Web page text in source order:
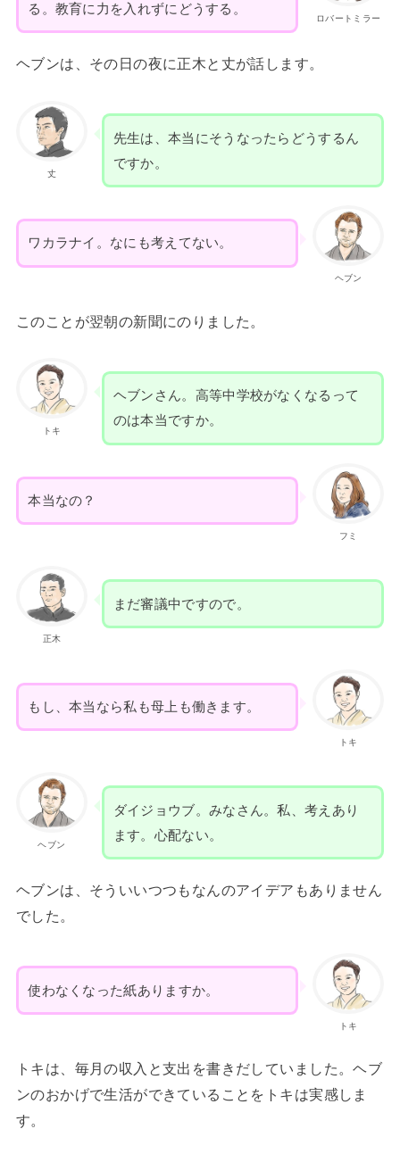
ロバートミラー
る。教育に力を入れずにどうする。
ヘブンは、その日の夜に正木と丈が話します。
丈
先生は、本当にそうなったらどうするん
ですか。
ヘブン
ワカラナイ。なにも考えてない。
このことが翌朝の新聞にのりました。
トキ
ヘブンさん。高等中学校がなくなるって
のは本当ですか。
フミ
本当なの？
正木
まだ審議中ですので。
トキ
もし、本当なら私も母上も働きます。
ヘブン
ダイジョウブ。みなさん。私、考えあり
ます。心配ない。
ヘブンは、そういいつつもなんのアイデアもありません
でした。
トキ
使わなくなった紙ありますか。
トキは、毎月の収入と支出を書きだしていました。ヘブ
ンのおかげで生活ができていることをトキは実感しま
す。